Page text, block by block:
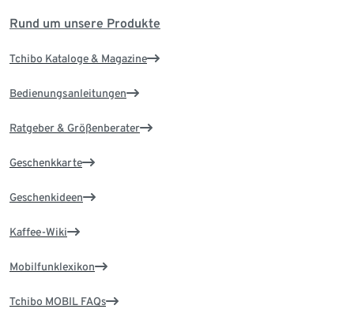
Rund um unsere Produkte
Tchibo Kataloge & Magazine
Bedienungsanleitungen
Ratgeber & Größenberater
Geschenkkarte
Geschenkideen
Kaffee-Wiki
Mobilfunklexikon
Tchibo MOBIL FAQs